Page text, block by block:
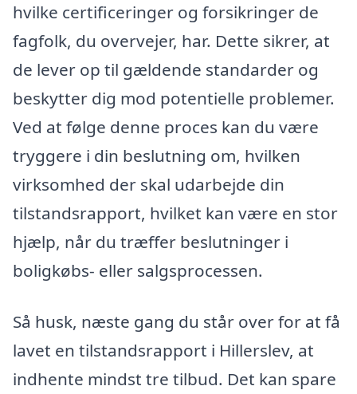
hvilke certificeringer og forsikringer de
fagfolk, du overvejer, har. Dette sikrer, at
de lever op til gældende standarder og
beskytter dig mod potentielle problemer.
Ved at følge denne proces kan du være
tryggere i din beslutning om, hvilken
virksomhed der skal udarbejde din
tilstandsrapport, hvilket kan være en stor
hjælp, når du træffer beslutninger i
boligkøbs- eller salgsprocessen.
Så husk, næste gang du står over for at få
lavet en tilstandsrapport i Hillerslev, at
indhente mindst tre tilbud. Det kan spare